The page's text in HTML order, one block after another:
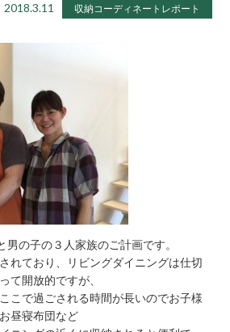
2018.3.11 収納コーディネートレポート
の子の３人家族のご計画です。
れており、リビングダイニングは仕切
て開放的ですが、
こで過ごされる時間が長いのでお子様
昼寝布団など